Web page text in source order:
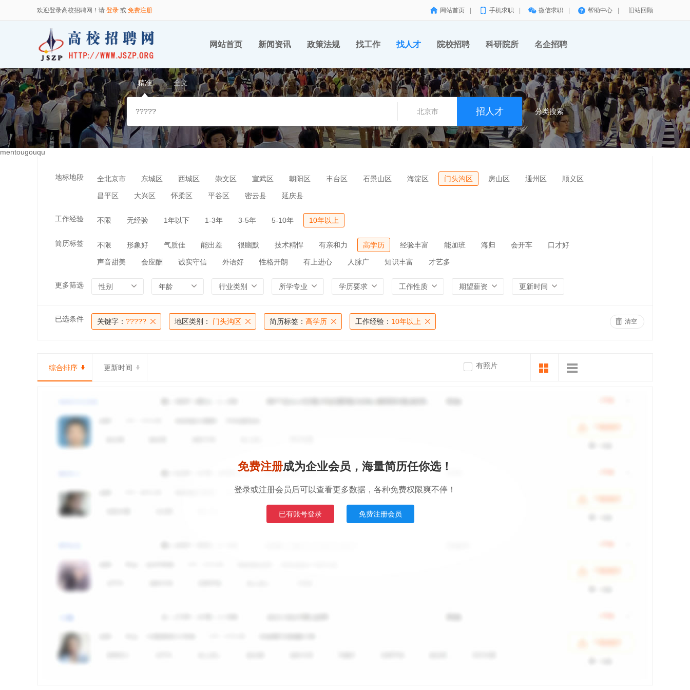
欢迎登录高校招聘网！请 登录 或 免费注册 网站首页 手机求职 微信求职 帮助中心 旧站回顾
网站首页 新闻资讯 政策法规 找工作 找人才 院校招聘 科研院所 名企招聘
精准 全文
北京市 分类搜索
mentougouqu
地标地段 全北京市 东城区 西城区 崇文区 宣武区 朝阳区 丰台区 石景山区 海淀区 门头沟区 房山区 通州区 顺义区
昌平区 大兴区 怀柔区 平谷区 密云县 延庆县
工作经验 不限 无经验 1年以下 1-3年 3-5年 5-10年 10年以上
简历标签 不限 形象好 气质佳 能出差 很幽默 技术精悍 有亲和力 高学历 经验丰富 能加班 海归 会开车 口才好
声音甜美 会应酬 诚实守信 外语好 性格开朗 有上进心 人脉广 知识丰富 才艺多
更多筛选 性别 年龄 行业类别 所学专业 学历要求 工作性质 期望薪资 更新时间
已选条件 关键字： ????? 地区类别： 门头沟区 简历标签： 高学历 工作经验： 10年以上 清空
综合排序 更新时间 有照片
免费注册成为企业会员，海量简历任你选！
登录或注册会员后可以查看更多数据，各种免费权限爽不停！
已有账号登录 免费注册会员